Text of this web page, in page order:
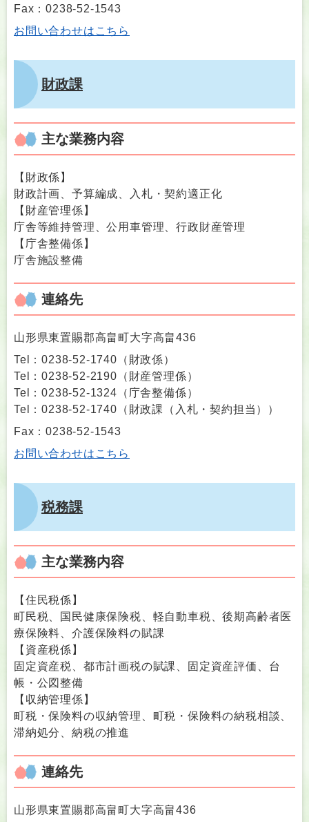
Fax：0238-52-1543
お問い合わせはこちら
財政課
主な業務内容
【財政係】
財政計画、予算編成、入札・契約適正化
【財産管理係】
庁舎等維持管理、公用車管理、行政財産管理
【庁舎整備係】
庁舎施設整備
連絡先
山形県東置賜郡高畠町大字高畠436
Tel：0238-52-1740 （ 財政係）
Tel：0238-52-2190 （ 財産管理係）
Tel：0238-52-1324 （ 庁舎整備係）
Tel：0238-52-1740 （ 財政課（入札・契約担当）
）
Fax：0238-52-1543
お問い合わせはこちら
税務課
主な業務内容
【住民税係】
町民税、国民健康保険税、軽自動車税、後期高齢者医
療保険料、介護保険料の賦課
【資産税係】
固定資産税、都市計画税の賦課、固定資産評価、台
帳・公図整備
【収納管理係】
町税・保険料の収納管理、町税・保険料の納税相談、
滞納処分、納税の推進
連絡先
山形県東置賜郡高畠町大字高畠436